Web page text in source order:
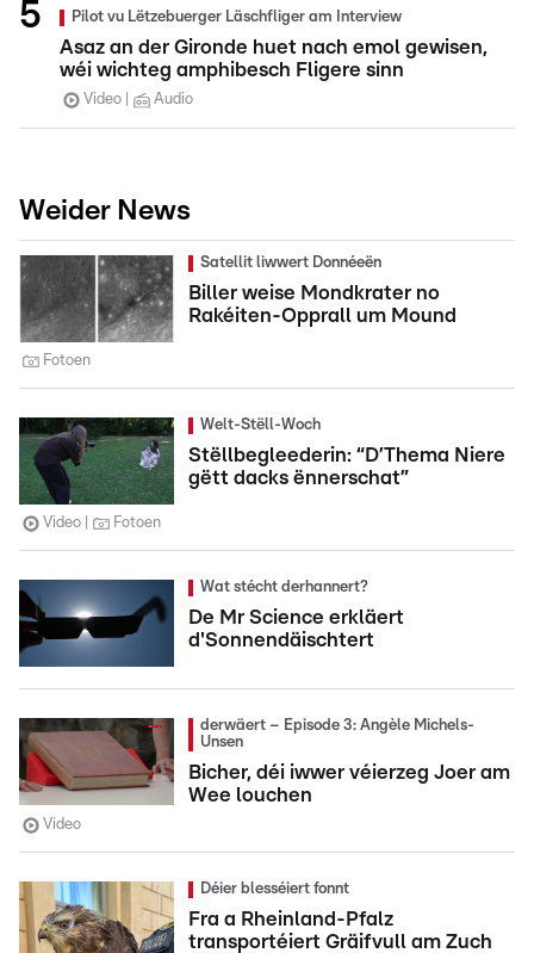
Pilot vu Lëtzebuerger Läschfliger am Interview
Asaz an der Gironde huet nach emol gewisen,
wéi wichteg amphibesch Fligere sinn
Video Audio
Weider News
Satellit liwwert Donnéeën
Biller weise Mondkrater no
Rakéiten-Opprall um Mound
Fotoen
Welt-Stëll-Woch
Stëllbegleederin: “D’Thema Niere
gëtt dacks ënnerschat”
Video Fotoen
Wat stécht derhannert?
De Mr Science erkläert
d'Sonnendäischtert
derwäert – Episode 3: Angèle Michels-
Unsen
Bicher, déi iwwer véierzeg Joer am
Wee louchen
Video
Déier blesséiert fonnt
Fra a Rheinland-Pfalz
transportéiert Gräifvull am Zuch